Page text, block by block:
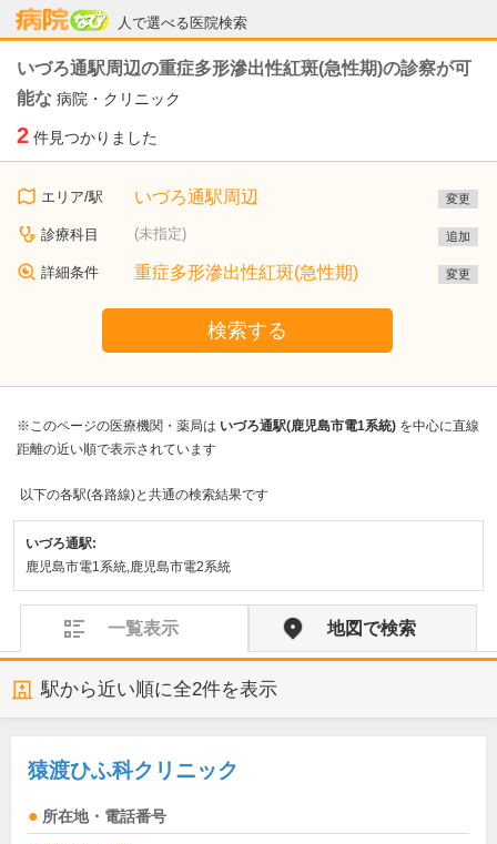
人で選べる医院検索
病院なび
いづろ通駅周辺の重症多形滲出性紅斑(急性期)の診察が可
能な 病院・クリニック
2 件見つかりました
エリア/駅 いづろ通駅周辺 変更
診療科目 (未指定) 追加
詳細条件 重症多形滲出性紅斑(急性期) 変更
検索する
※このページの医療機関・薬局は いづろ通駅(鹿児島市電1系統) を中心に直線
距離の近い順で表示されています
以下の各駅(各路線)と共通の検索結果です
いづろ通駅:
鹿児島市電1系統,鹿児島市電2系統
一覧表示 地図で検索
駅から近い順に全2件を表示
猿渡ひふ科クリニック
所在地・電話番号